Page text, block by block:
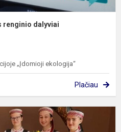
renginio dalyviai
„Įdomioji ekologija“
Plačiau